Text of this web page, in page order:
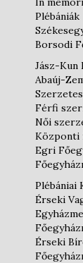
Plébániák
Borsodi
Jász-Kun
Abaúj-
Férfi
Női
Központi
Egri
Plébániai
Érseki
Érseki